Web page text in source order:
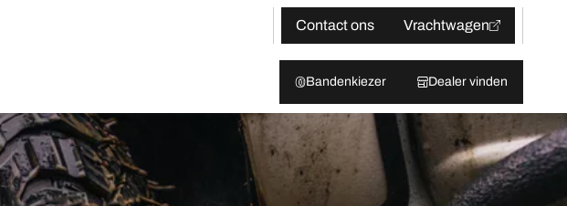
Contact ons
Vrachtwagen
Bandenkiezer Dealer vinden